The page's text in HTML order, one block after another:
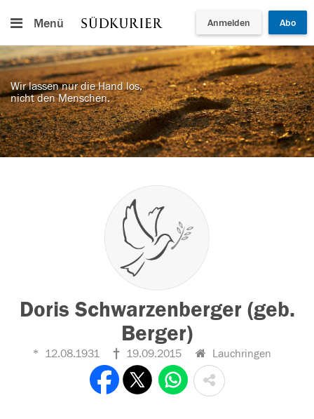
Menü Anmelden Abo
Wir lassen nur die Hand los,
nicht den Menschen.
Doris Schwarzenberger (geb.
Berger)
12.08.1931 19.09.2015 Lauchringen